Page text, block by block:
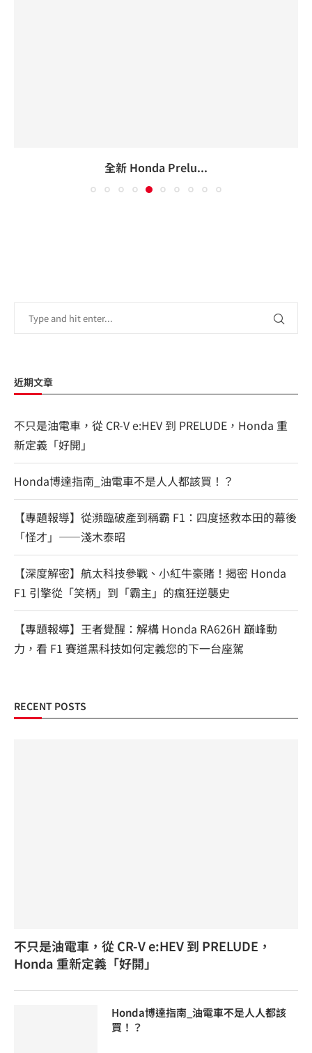
本田魂燃燒！Honda Pr...
近期文章
不只是油電車，從 CR-V e:HEV 到 PRELUDE，Honda 重
新定義「好開」
Honda博達指南_油電車不是人人都該買！？
【專題報導】從瀕臨破產到稱霸 F1：四度拯救本田的幕後
「怪才」——淺木泰昭
【深度解密】航太科技參戰、小紅牛豪賭！揭密 Honda
F1 引擎從「笑柄」到「霸主」的瘋狂逆襲史
【專題報導】王者覺醒：解構 Honda RA626H 巔峰動
力，看 F1 賽道黑科技如何定義您的下一台座駕
RECENT POSTS
不只是油電車，從 CR-V e:HEV 到 PRELUDE，
Honda 重新定義「好開」
Honda博達指南_油電車不是人人都該
買！？